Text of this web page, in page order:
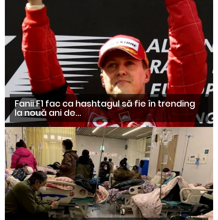
Fanii F1 fac ca hashtagul să fie în trending
la nouă ani de...